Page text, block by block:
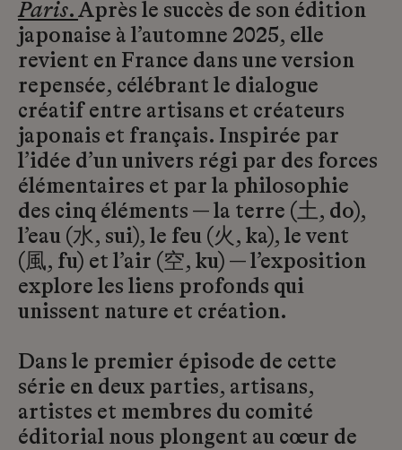
Paris. Après le succès de son édition
japonaise à l’automne 2025, elle
revient en France dans une version
repensée, célébrant le dialogue
créatif entre artisans et créateurs
japonais et français. Inspirée par
l’idée d’un univers régi par des forces
élémentaires et par la philosophie
des cinq éléments — la terre (土, do),
l’eau (水, sui), le feu (火, ka), le vent
(風, fu) et l’air (空, ku) — l’exposition
explore les liens profonds qui
unissent nature et création.
Dans le premier épisode de cette
série en deux parties, artisans,
artistes et membres du comité
éditorial nous plongent au cœur de